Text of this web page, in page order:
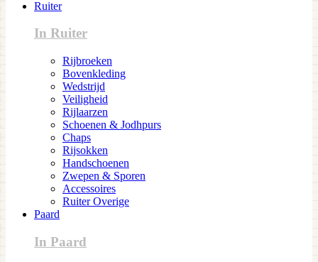
Ruiter
In Ruiter
Rijbroeken
Bovenkleding
Wedstrijd
Veiligheid
Rijlaarzen
Schoenen & Jodhpurs
Chaps
Rijsokken
Handschoenen
Zwepen & Sporen
Accessoires
Ruiter Overige
Paard
In Paard